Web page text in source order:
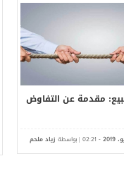
مقدمة عن التفاوض
2019
-
02:21| بواسطة زياد ملحم